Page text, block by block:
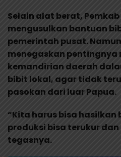
Selain alat berat,
mengusulkan bantuan
pemerintah pusat.
menegaskan pentingnya
kemandirian daerah
bibit lokal, agar tidak
pasokan dari luar Papua.
“Kita harus bisa hasilkan
produksi bisa terukur
tegasnya.